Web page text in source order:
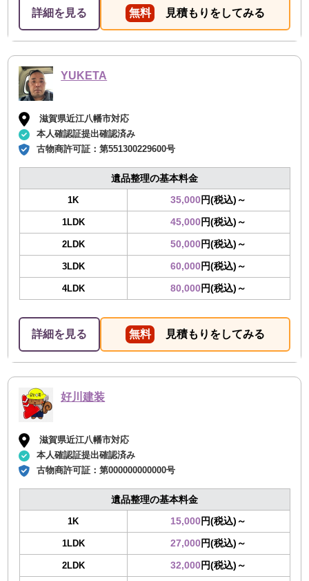
詳細を見る 無料 見積もりをしてみる
YUKETA
滋賀県近江八幡市対応
本人確認証提出確認済み
古物商許可証：第551300229600号
遺品整理の基本料金
1K 35,000円(税込)～
1LDK 45,000円(税込)～
2LDK 50,000円(税込)～
3LDK 60,000円(税込)～
4LDK 80,000円(税込)～
詳細を見る 無料 見積もりをしてみる
好川建装
滋賀県近江八幡市対応
本人確認証提出確認済み
古物商許可証：第000000000000号
遺品整理の基本料金
1K 15,000円(税込)～
1LDK 27,000円(税込)～
2LDK 32,000円(税込)～